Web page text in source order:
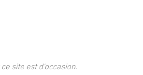
site est d'occasion.